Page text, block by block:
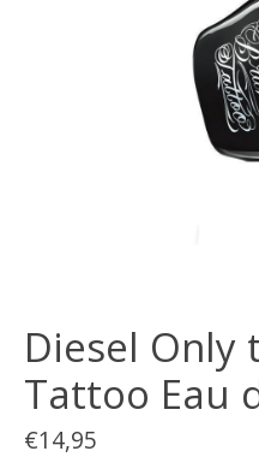
Diesel Only
Tattoo Eau
€14,95